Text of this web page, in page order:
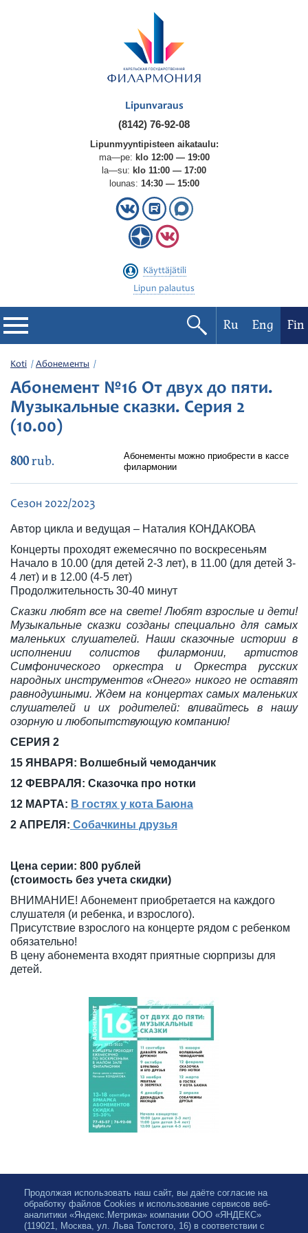
Lipunvaraus
(8142) 76-92-08
Lipunmyyntipisteen aikataulu:
ma—pe: klo 12:00 — 19:00
la—su: klo 11:00 — 17:00
lounas: 14:30 — 15:00
Käyttäjätili
Lipun palautus
Filharmonia
Konserttikalenteri
Festivaalit
Ru Eng Fin
Koti Абонементы
Абонемент №16 От двух до пяти.
Музыкальные сказки. Серия 2
(10.00)
800rub.
Абонементы можно приобрести в кассе
филармонии
Сезон 2022/2023
Автор цикла и ведущая – Наталия КОНДАКОВА
Концерты проходят ежемесячно по воскресеньям
Начало в 10.00 (для детей 2-3 лет), в 11.00 (для детей 3-
4 лет) и в 12.00 (4-5 лет)
Продолжительность 30-40 минут
Сказки любят все на свете! Любят взрослые и дети!
Музыкальные сказки созданы специально для самых
маленьких слушателей. Наши сказочные истории в
исполнении солистов филармонии, артистов
Симфонического оркестра и Оркестра русских
народных инструментов «Онего» никого не оставят
равнодушными. Ждем на концертах самых маленьких
слушателей и их родителей: вливайтесь в нашу
озорную и любопытствующую компанию!
СЕРИЯ 2
15 ЯНВАРЯ: Волшебный чемоданчик
12 ФЕВРАЛЯ: Сказочка про нотки
12 МАРТА: В гостях у кота Баюна
2 АПРЕЛЯ: Собачкины друзья
Цена серии: 800 рублей
(стоимость без учета скидки)
ВНИМАНИЕ! Абонемент приобретается на каждого
слушателя (и ребенка, и взрослого).
Присутствие взрослого на концерте рядом с ребенком
обязательно!
В цену абонемента входят приятные сюрпризы для
детей.
Продолжая использовать наш сайт, вы даёте согласие на
обработку файлов Cookies и использование сервисов веб-
аналитики «Яндекс.Метрика» компании ООО «ЯНДЕКС»
(119021, Москва, ул. Льва Толстого, 16) в соответствии с